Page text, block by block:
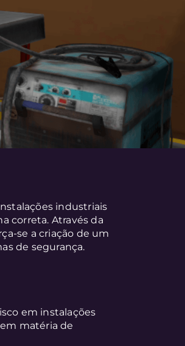
industriais
correta. Através da
se a criação de um
de segurança.
em instalações
matéria de